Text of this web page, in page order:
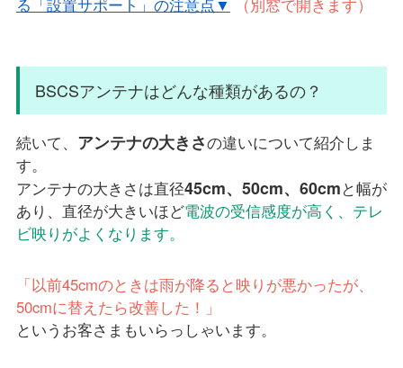
る「設置サポート」の注意点▼ （別窓で開きます）
BSCSアンテナはどんな種類があるの？
続いて、 アンテナの大きさの違いについて紹介しま
す。
アンテナの大きさは直径45cm、50cm、60cmと幅が
あり、直径が大きいほど電波の受信感度が高く、テレ
ビ映りがよくなります。
「以前45cmのときは雨が降ると映りが悪かったが、
50cmに替えたら改善した！」
というお客さまもいらっしゃいます。